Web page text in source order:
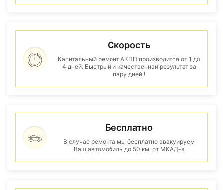
Скорость
Капитальный ремонт АКПП производится от 1 до
4 дней. Быстрый и качественнвй результат за
пару дней !
Бесплатно
В случае ремонта мы бесплатно эвакуируем
Ваш автомобиль до 50 км. от МКАД-а